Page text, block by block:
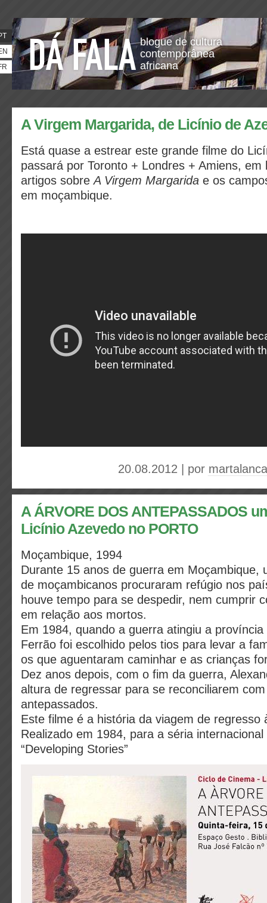
blogue de cultura
contemporânea
africana
A Virgem Margarida, de Licínio de
Está quase a estrear este grande filme do
passará por Toronto + Londres + Amiens, em
artigos sobreA Virgem Margarida e os
em moçambique.
20.08.2012 | por martalanca
A ÁRVORE DOS ANTEPASSADOS
Licínio Azevedo no PORTO
Moçambique, 1994
Durante 15 anos de guerra em Moçambique,
de moçambicanos procuraram refúgio nos
houve tempo para se despedir, nem cumprir
em relação aos mortos.
Em 1984, quando a guerra atingiu a província
Ferrão foi escolhido pelos tios para levar a
os que aguentaram caminhar e as crianças
Dez anos depois, com o fim da guerra,
altura de regressar para se reconciliarem
antepassados.
Este filme é a história da viagem de regresso
Realizado em 1984, para a séria internacional
“Developing Stories”